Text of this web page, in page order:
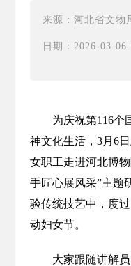
来源：河北省文物
日期：2026-03-06
为庆祝第116个国
神文化生活，3月6
女职工走进河北博
手匠心展风采”主题
验传统技艺中，度
动妇女节。
大家跟随讲解员